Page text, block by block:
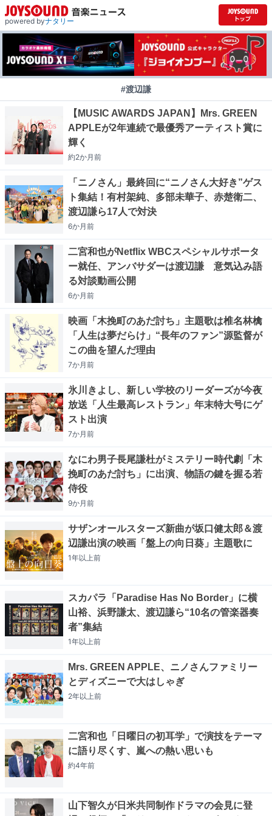
powered byナタリー
#渡辺謙
【MUSIC AWARDS JAPAN】Mrs. GREEN
APPLEが2年連続で最優秀アーティスト賞に
輝く
約2か月前
「ニノさん」最終回に“ニノさん大好き”ゲス
ト集結！有村架純、多部未華子、赤楚衛二、
渡辺謙ら17人で対決
6か月前
二宮和也がNetflix WBCスペシャルサポータ
ー就任、アンバサダーは渡辺謙 意気込み語
る対談動画公開
6か月前
映画「木挽町のあだ討ち」主題歌は椎名林檎
「人生は夢だらけ」“長年のファン”源監督が
この曲を望んだ理由
7か月前
氷川きよし、新しい学校のリーダーズが今夜
放送「人生最高レストラン」年末特大号にゲ
スト出演
7か月前
なにわ男子長尾謙杜がミステリー時代劇「木
挽町のあだ討ち」に出演、物語の鍵を握る若
侍役
9か月前
サザンオールスターズ新曲が坂口健太郎＆渡
辺謙出演の映画「盤上の向日葵」主題歌に
1年以上前
スカパラ「Paradise Has No Border」に横
山裕、浜野謙太、渡辺謙ら“10名の管楽器奏
者”集結
1年以上前
Mrs. GREEN APPLE、ニノさんファミリー
とディズニーで大はしゃぎ
2年以上前
二宮和也「日曜日の初耳学」で演技をテーマ
に語り尽くす、嵐への熱い思いも
約4年前
山下智久が日米共同制作ドラマの会見に登